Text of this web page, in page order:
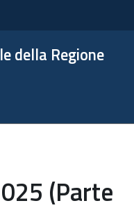
della Regione
(Parte